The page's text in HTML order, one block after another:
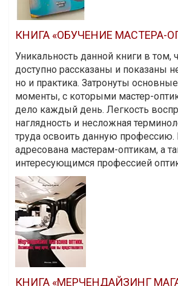
КНИГА «ОБУЧЕНИЕ МАСТЕРА-
Уникальность данной книги в том,
доступно рассказаны и показаны
но и практика. Затронуты
моменты, с которыми мастер-
дело каждый день. Легкость
наглядность и несложная
труда освоить данную профессию.
адресована мастерам-оптикам, а
интересующимся профессией
КНИГА «МЕРЧЕНДАЙЗИНГ